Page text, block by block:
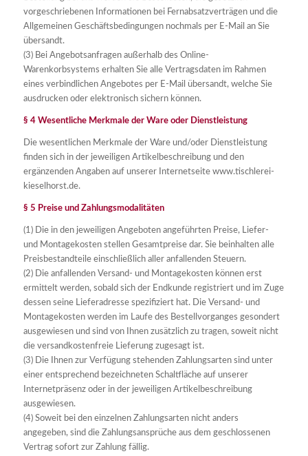
vorgeschriebenen Informationen bei Fernabsatzverträgen und die
Allgemeinen Geschäftsbedingungen nochmals per E-Mail an Sie
übersandt.
(3) Bei Angebotsanfragen außerhalb des Online-
Warenkorbsystems erhalten Sie alle Vertragsdaten im Rahmen
eines verbindlichen Angebotes per E-Mail übersandt, welche Sie
ausdrucken oder elektronisch sichern können.
§ 4 Wesentliche Merkmale der Ware oder Dienstleistung
Die wesentlichen Merkmale der Ware und/oder Dienstleistung
finden sich in der jeweiligen Artikelbeschreibung und den
ergänzenden Angaben auf unserer Internetseite www.tischlerei-
kieselhorst.de.
§ 5 Preise und Zahlungsmodalitäten
(1) Die in den jeweiligen Angeboten angeführten Preise, Liefer-
und Montagekosten stellen Gesamtpreise dar. Sie beinhalten alle
Preisbestandteile einschließlich aller anfallenden Steuern.
(2) Die anfallenden Versand- und Montagekosten können erst
ermittelt werden, sobald sich der Endkunde registriert und im Zuge
dessen seine Lieferadresse spezifiziert hat. Die Versand- und
Montagekosten werden im Laufe des Bestellvorganges gesondert
ausgewiesen und sind von Ihnen zusätzlich zu tragen, soweit nicht
die versandkostenfreie Lieferung zugesagt ist.
(3) Die Ihnen zur Verfügung stehenden Zahlungsarten sind unter
einer entsprechend bezeichneten Schaltfläche auf unserer
Internetpräsenz oder in der jeweiligen Artikelbeschreibung
ausgewiesen.
(4) Soweit bei den einzelnen Zahlungsarten nicht anders
angegeben, sind die Zahlungsansprüche aus dem geschlossenen
Vertrag sofort zur Zahlung fällig.